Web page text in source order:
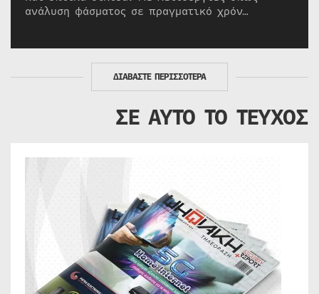
ανάλυση φάσματος σε πραγματικό χρόν…
ΔΙΑΒΑΣΤΕ ΠΕΡΙΣΣΟΤΕΡΑ
ΣΕ ΑΥΤΟ ΤΟ ΤΕΥΧΟΣ